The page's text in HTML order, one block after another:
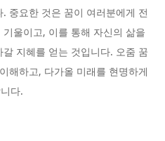
중요한 것은 꿈이 여러분에게 전
울이고, 이를 통해 자신의 삶을
지혜를 얻는 것입니다. 오줌 꿈
해하고, 다가올 미래를 현명하게
다.